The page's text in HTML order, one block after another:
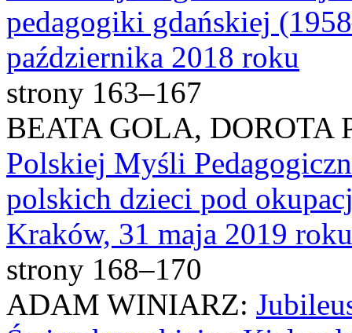
pedagogiki gdańskiej
października 2018 roku
strony 163–167
BEATA GOLA, DOROTA
Polskiej Myśli
polskich dzieci pod
Kraków, 31 maja 2019 roku
strony 168–170
ADAM WINIARZ: